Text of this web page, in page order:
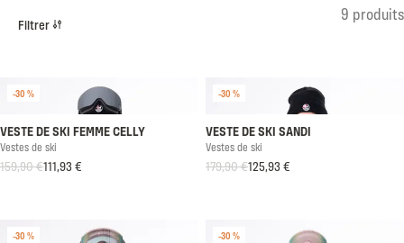
Filtrer
9 produits
VESTE DE SKI FEMME CELLY
Vestes de ski
Prix habituel
159,90 €
Prix soldé111,93 €
-30 %
VESTE DE SKI SANDI
Vestes de ski
Prix habituel
179,90 €
Prix soldé125,93 €
-30 %
-30 % -30 %